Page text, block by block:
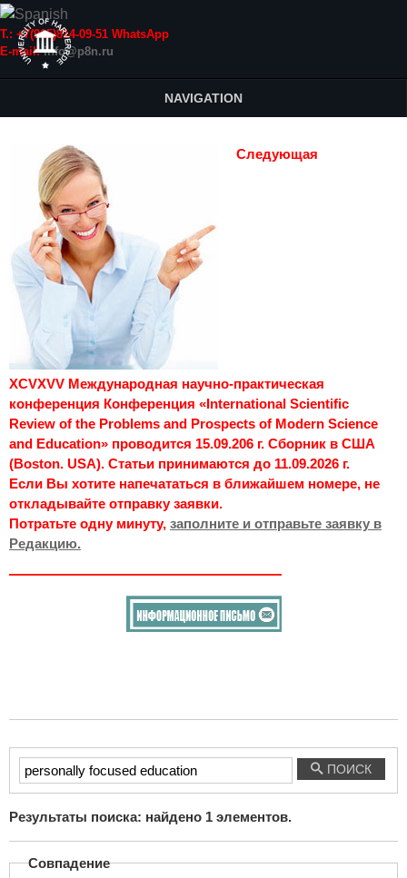
Т.: +7(915)814-09-51 WhatsApp
E-mail:info@p8n.ru
NAVIGATION
Следующая
XCVXVV Международная научно-практическая
конференция Конференция «International Scientific
Review of the Problems and Prospects of Modern Science
and Education» проводится 15.09.206 г. Сборник в США
(Boston. USA). Статьи принимаются до 11.09.2026 г.
Если Вы хотите напечататься в ближайшем номере, не
откладывайте отправку заявки.
Потратьте одну минуту, заполните и отправьте заявку в
Редакцию.
Введите
текст
поиска...
ПОИСК
Результаты поиска: найдено 1 элементов.
Совпадение